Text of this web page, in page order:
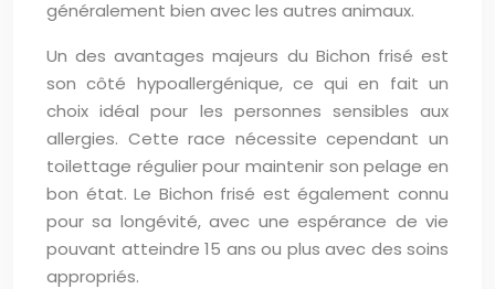
généralement bien avec les autres animaux.
Un des avantages majeurs du Bichon frisé est
son côté hypoallergénique, ce qui en fait un
choix idéal pour les personnes sensibles aux
allergies. Cette race nécessite cependant un
toilettage régulier pour maintenir son pelage en
bon état. Le Bichon frisé est également connu
pour sa longévité, avec une espérance de vie
pouvant atteindre 15 ans ou plus avec des soins
appropriés.